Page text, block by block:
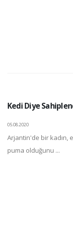
Kedi Diye
05.08.2020
Arjantin'de bir kadın,
puma olduğunu ...